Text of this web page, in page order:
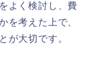
よく検討し、費
を考えた上で、
が大切です。